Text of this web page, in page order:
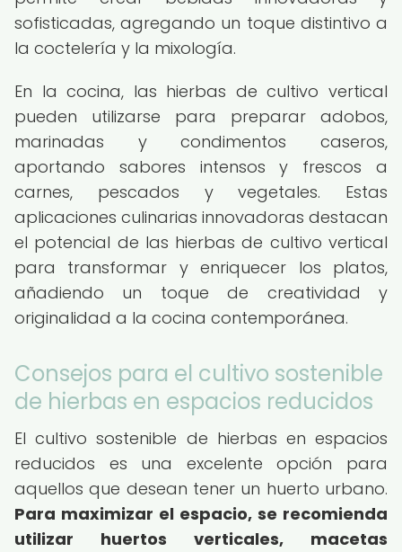
sofisticadas, agregando un toque distintivo a
la coctelería y la mixología.
En la cocina, las hierbas de cultivo vertical
pueden utilizarse para preparar adobos,
marinadas y condimentos caseros,
aportando sabores intensos y frescos a
carnes, pescados y vegetales. Estas
aplicaciones culinarias innovadoras destacan
el potencial de las hierbas de cultivo vertical
para transformar y enriquecer los platos,
añadiendo un toque de creatividad y
originalidad a la cocina contemporánea.
Consejos para el cultivo sostenible
de hierbas en espacios reducidos
El cultivo sostenible de hierbas en espacios
reducidos es una excelente opción para
aquellos que desean tener un huerto urbano.
Para maximizar el espacio, se recomienda
utilizar huertos verticales, macetas